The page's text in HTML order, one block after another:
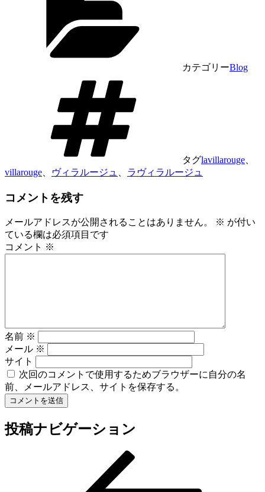
カテゴリーBlog
タグlavillarouge
villarouge
ヴィラルージュ ラヴィラルージュ
コメントを残す
メールアドレスが公開されることはありません。 ※ が付い
ている欄は必須項目です
コメント ※
名前 ※
メール ※
サイト
次回のコメントで使用するためブラウザーに自分の名
前、メールアドレス、サイトを保存する。
投稿ナビゲーション